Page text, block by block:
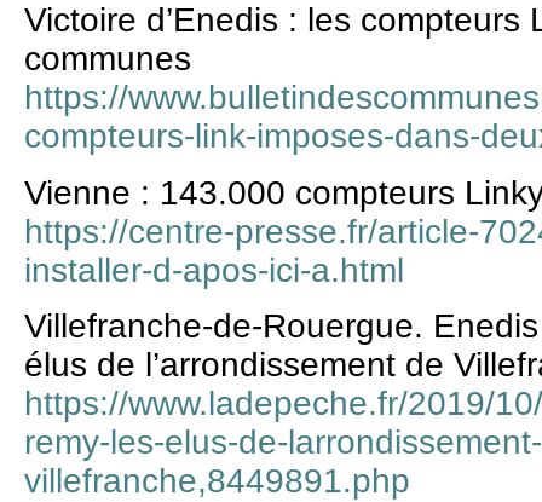
Victoire d’Enedis : les
communes
https://
compteurs-link-imposes-dans-
Vienne : 143.000 compteurs
https://centre-presse.fr/article-
installer-d-apos-ici-a.html
Villefranche-de-Rouergue.
élus de l’arrondissement de
https://www.ladepeche.fr/2019/
remy-les-elus-de-
villefranche,8449891.php